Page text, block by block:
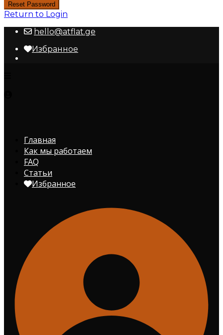
Reset Password
Return to Login
hello@atflat.ge
Избранное
Главная
Как мы работаем
FAQ
Статьи
Избранное